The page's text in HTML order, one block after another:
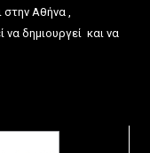
στην Αθήνα ,
να δημιουργεί και να